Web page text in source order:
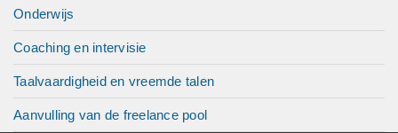
Onderwijs
Coaching en intervisie
Taalvaardigheid en vreemde talen
Aanvulling van de freelance pool